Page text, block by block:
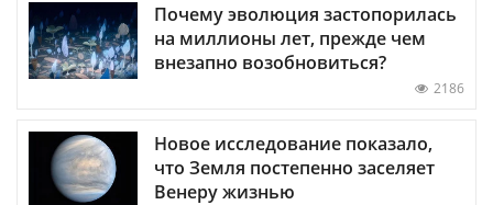
Почему эволюция застопорилась
на миллионы лет, прежде чем
внезапно возобновиться?
2186
Новое исследование показало,
что Земля постепенно заселяет
Венеру жизнью